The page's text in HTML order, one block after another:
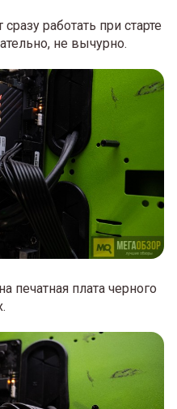
работать при старте
не вычурно.
печатная плата черного